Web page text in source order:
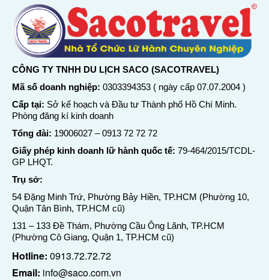
CÔNG TY TNHH DU LỊCH SACO (SACOTRAVEL)
Mã số doanh nghiệp: 0303394353 ( ngày cấp 07.07.2004 )
Cấp tại: Sở kế hoạch và Đầu tư Thành phố Hồ Chí Minh.
Phòng đăng kí kinh doanh
Tổng đài: 19006027 –0913 72 72 72
Giấy phép kinh doanh lữ hành quốc tế: 79-464/2015/TCDL-
GP LHQT.
Trụ sở:
54 Đặng Minh Trứ, Phường Bảy Hiền, TP.HCM (Phường 10,
Quận Tân Bình, TP.HCM cũ)
131 – 133 Đề Thám, Phường Cầu Ông Lãnh, TP.HCM
(Phường Cô Giang, Quận 1, TP.HCM cũ)
Hotline: 0913.72.72.72
Email: info@saco.com.vn